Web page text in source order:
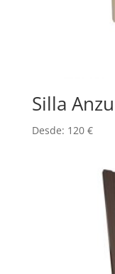
Silla
Desde: 120 €